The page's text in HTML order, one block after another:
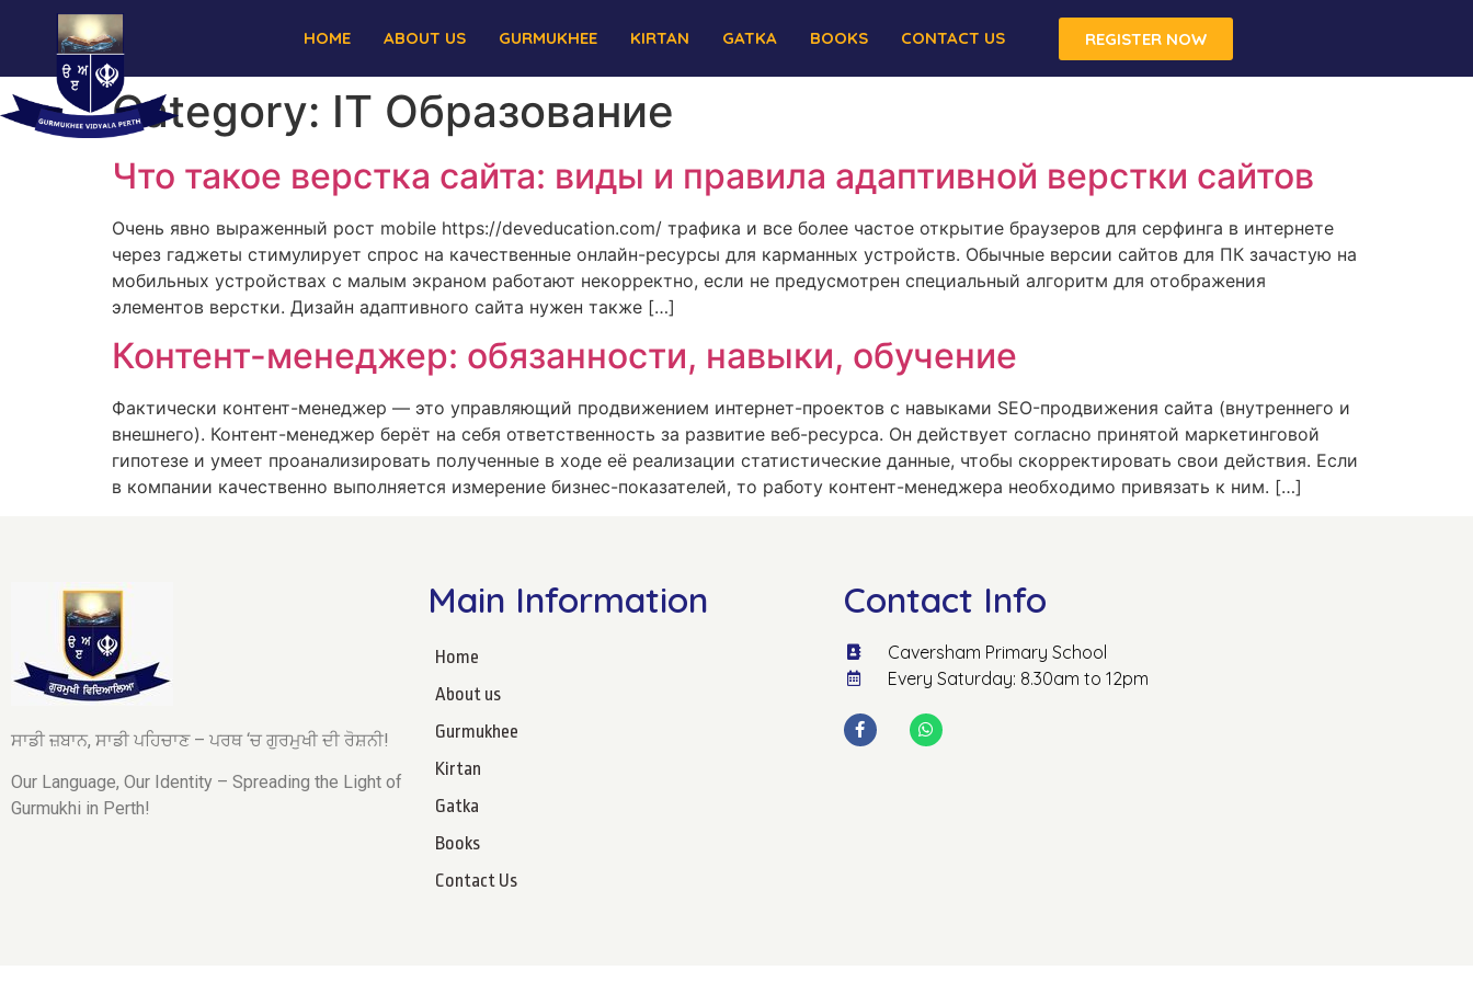
HOME ABOUT US GURMUKHEE KIRTAN GATKA BOOKS CONTACT US REGISTER NOW
Category: IT Образование
Что такое верстка сайта: виды и правила адаптивной верстки сайтов
Очень явно выраженный рост mobile https://deveducation.com/ трафика и все более частое открытие браузеров для серфинга в интернете
через гаджеты стимулирует спрос на качественные онлайн-ресурсы для карманных устройств. Обычные версии сайтов для ПК зачастую на
мобильных устройствах с малым экраном работают некорректно, если не предусмотрен специальный алгоритм для отображения
элементов верстки. Дизайн адаптивного сайта нужен также […]
Контент-менеджер: обязанности, навыки, обучение
Фактически контент-менеджер — это управляющий продвижением интернет-проектов с навыками SEO-продвижения сайта (внутреннего и
внешнего). Контент-менеджер берёт на себя ответственность за развитие веб-ресурса. Он действует согласно принятой маркетинговой
гипотезе и умеет проанализировать полученные в ходе её реализации статистические данные, чтобы скорректировать свои действия. Если
в компании качественно выполняется измерение бизнес-показателей, то работу контент-менеджера необходимо привязать к ним. […]
ਸਾਡੀ ਜ਼ਬਾਨ, ਸਾਡੀ ਪਹਿਚਾਣ – ਪਰਥ ‘ਚ ਗੁਰਮੁਖੀ ਦੀ ਰੋਸ਼ਨੀ!
Our Language, Our Identity – Spreading the Light of
Gurmukhi in Perth!
Main Information
Home
About us
Gurmukhee
Kirtan
Gatka
Books
Contact Us
Contact Info
Caversham Primary School
Every Saturday: 8.30am to 12pm